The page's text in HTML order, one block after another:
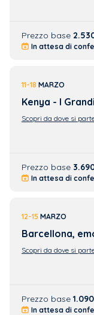
Prezzo base
In attesa di
11-18 MARZO
Kenya - I
Scopri da dove si
Prezzo base
In attesa di
12-15 MARZO
Barcellona,
Scopri da dove si
Prezzo base
In attesa di